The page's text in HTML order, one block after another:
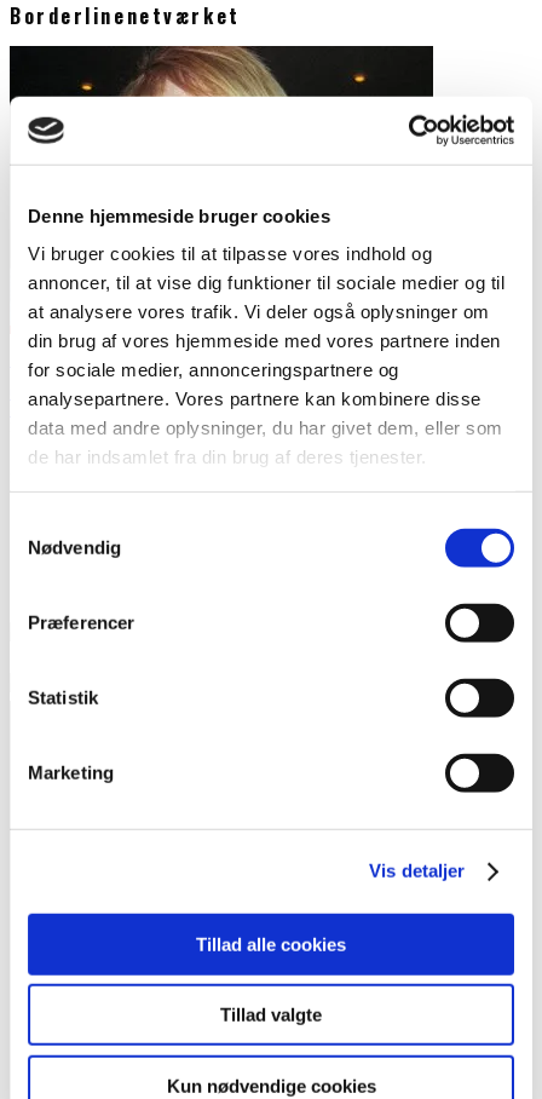
Denne hjemmeside bruger cookies
Vi bruger cookies til at tilpasse vores indhold og
annoncer, til at vise dig funktioner til sociale medier og til
at analysere vores trafik. Vi deler også oplysninger om
din brug af vores hjemmeside med vores partnere inden
for sociale medier, annonceringspartnere og
analysepartnere. Vores partnere kan kombinere disse
data med andre oplysninger, du har givet dem, eller som
de har indsamlet fra din brug af deres tjenester.
Nødvendig
Præferencer
Statistik
Marketing
Vis detaljer
Tillad alle cookies
Tillad valgte
Kun nødvendige cookies
Borderlinenetværket
En hjemmeside gik i luften – et fællesskab blev skabt
Outsideren
Seneste artikler
28. marts 2012
I denne artikel om Borderlinenetværkets fødsel, skriver Linda
Kontakt
Heimdalsgade 37, 1. sal
2200 København N
redaktion@outsideren.dk
81 11 76 64